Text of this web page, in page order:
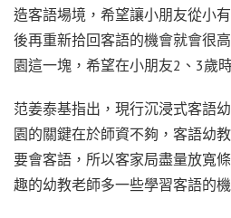
造客語場境，希望讓小朋友從小
後再重新拾回客語的機會就會很
園這一塊，希望在小朋友2、3歲
范姜泰基指出，現行沉浸式客語
園的關鍵在於師資不夠，客語幼
要會客語，所以客家局盡量放寬
趣的幼教老師多一些學習客語的機